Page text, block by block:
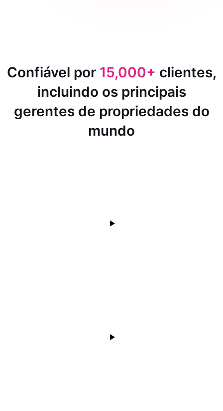
Confiável por 15,000+ clientes,
incluindo os principais
gerentes de propriedades do
mundo